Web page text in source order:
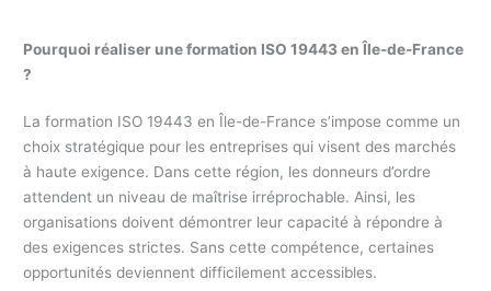
Pourquoi réaliser une formation ISO 19443 en Île-de-France
?
La formation ISO 19443 en Île-de-France s’impose comme un
choix stratégique pour les entreprises qui visent des marchés
à haute exigence. Dans cette région, les donneurs d’ordre
attendent un niveau de maîtrise irréprochable. Ainsi, les
organisations doivent démontrer leur capacité à répondre à
des exigences strictes. Sans cette compétence, certaines
opportunités deviennent difficilement accessibles.